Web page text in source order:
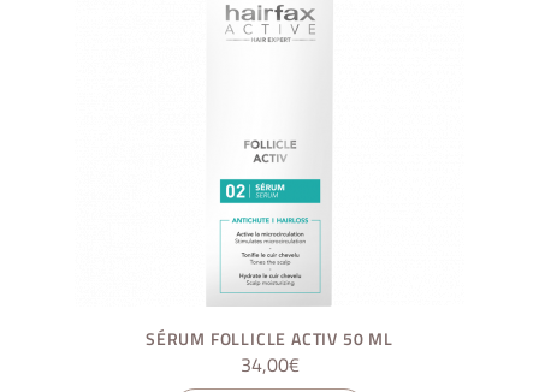
SÉRUM FOLLICLE ACTIV 50 ML
34,00€